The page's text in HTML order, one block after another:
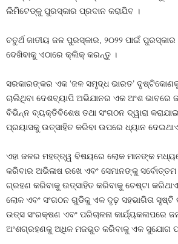
ଲିମିଟେଡ୍‌କୁ ପୁରସ୍କାର ପ୍ରଦାନ କରାଯିବ ।
ଚତୁର୍ଥ ଜାତୀୟ ଜଳ ପୁରସ୍କାର, ୨୦୨୨ ପାଇଁ
ଦେଖିବାକୁ ଏଠାରେ କ୍ଲିକ୍ କରନ୍ତୁ ।
ସରକାରଙ୍କର ଏକ ‘ଜଳ ସମୃଦ୍ଧ ଭାରତ’ ଦୃଷ୍ଟିକୋଣକୁ
ଚାଲିଥିବା ଦେଶବ୍ୟାପି ଅଭିଯାନର ଏକ ଅଂଶ ଭାବରେ
ବିଭିନ୍ନ ବ୍ୟକ୍ତିବିଶେଷ ତଥା ସଂଗଠନ ଦ୍ୱାରା
ପ୍ରୟାସକୁ ଉତ୍ସାହିତ କରିବା ଉପରେ ଧ୍ୟାନ
ଏହା ଜଳର ମହତ୍ତ୍ୱ ବିଷୟରେ ଲୋକ ମାନଙ୍କ
କରିବାର ଅଭିଳାଷ ରଖେ ଏବଂ ସେମାନଙ୍କୁ
ଗ୍ରହଣ କରିବାକୁ ଉତ୍ସାହିତ କରିବାକୁ ଚେଷ୍ଟା
ଲୋକ ଏବଂ ସଂଗଠନ ଗୁଡିକୁ ଏକ ଦୃଢ଼ ସହଭାଗିତା ସୃଷ୍ଟି
ଉତ୍ସ ସଂରକ୍ଷଣ ଏବଂ ପରିଚାଳନା କାର୍ଯ୍ୟକଳାପରେ
ଅଂଶଗ୍ରହଣକୁ ଅଧିକ ମଜଭୁତ କରିବାକୁ ଏକ ସୁଯୋଗ